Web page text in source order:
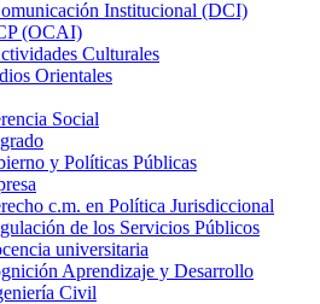
Institucional (DCI)
(OCAI)
Culturales
Orientales
Social
y Políticas Públicas
c.m. en Política Jurisdiccional
de los Servicios Públicos
universitaria
Aprendizaje y Desarrollo
Civil